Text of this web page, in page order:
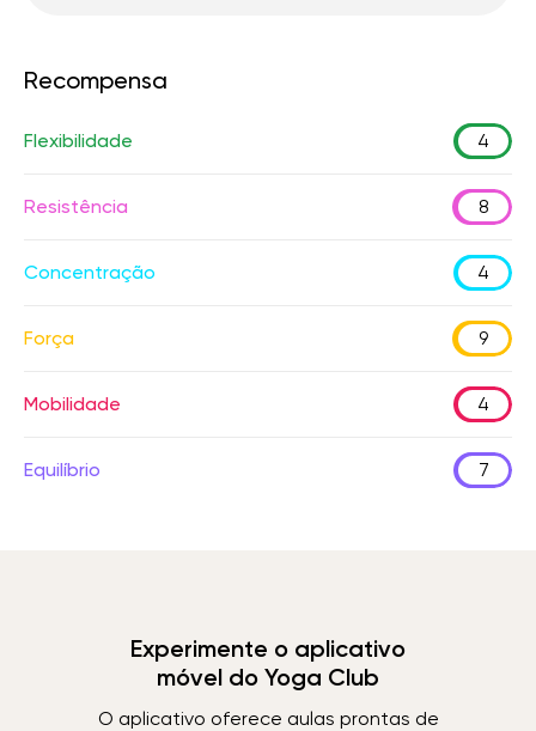
Recompensa
Flexibilidade 4
Resistência 8
Concentração 4
Força 9
Mobilidade 4
Equilíbrio 7
Experimente o aplicativo
móvel do Yoga Club
O aplicativo oferece aulas prontas de